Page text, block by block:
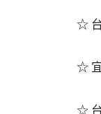
☆
☆
☆